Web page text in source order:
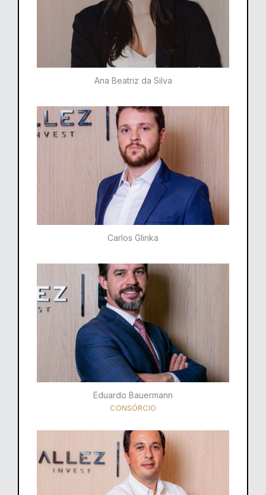
Ana Beatriz da Silva
Carlos Glinka
Eduardo Bauermann
CONSÓRCIO